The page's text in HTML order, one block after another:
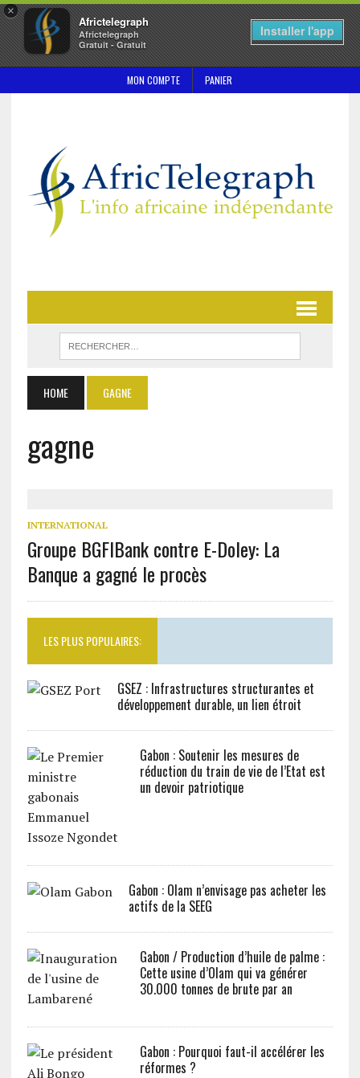
×
Africtelegraph
Africtelegraph
Gratuit - Gratuit
Installer l'app
MON COMPTE PANIER
HOME GAGNE
gagne
INTERNATIONAL
Groupe BGFIBank contre E-Doley: La
Banque a gagné le procès
LES PLUS POPULAIRES:
GSEZ : Infrastructures structurantes et
développement durable, un lien étroit
Gabon : Soutenir les mesures de
réduction du train de vie de l’Etat est
un devoir patriotique
Gabon : Olam n’envisage pas acheter les
actifs de la SEEG
Gabon / Production d’huile de palme :
Cette usine d’Olam qui va générer
30.000 tonnes de brute par an
Gabon : Pourquoi faut-il accélérer les
réformes ?